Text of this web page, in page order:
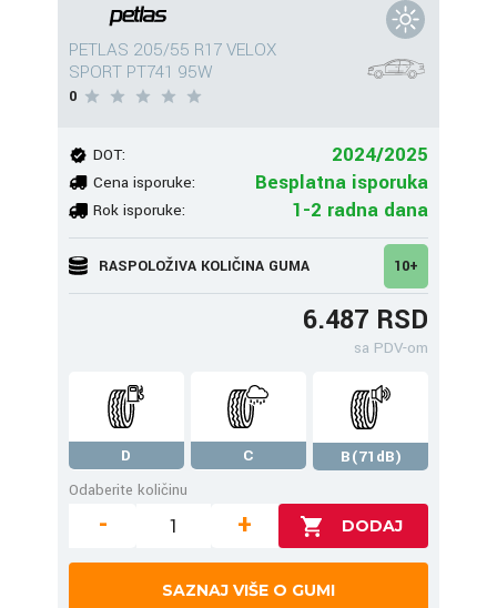
PETLAS 205/55 R17 VELOX
SPORT PT741 95W
0
DOT: 2024/2025
Cena isporuke: Besplatna isporuka
Rok isporuke: 1-2 radna dana
RASPOLOŽIVA KOLIČINA GUMA 10+
6.487 RSD
sa PDV-om
D C
B(71dB)
Odaberite količinu
- +
SAZNAJ VIŠE O GUMI